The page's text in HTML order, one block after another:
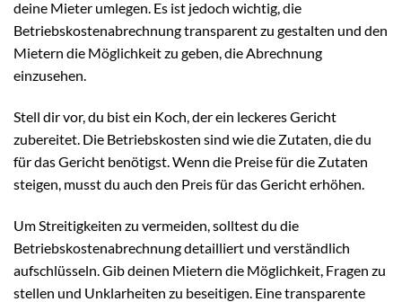
deine Mieter umlegen. Es ist jedoch wichtig, die
Betriebskostenabrechnung transparent zu gestalten und den
Mietern die Möglichkeit zu geben, die Abrechnung
einzusehen.
Stell dir vor, du bist ein Koch, der ein leckeres Gericht
zubereitet. Die Betriebskosten sind wie die Zutaten, die du
für das Gericht benötigst. Wenn die Preise für die Zutaten
steigen, musst du auch den Preis für das Gericht erhöhen.
Um Streitigkeiten zu vermeiden, solltest du die
Betriebskostenabrechnung detailliert und verständlich
aufschlüsseln. Gib deinen Mietern die Möglichkeit, Fragen zu
stellen und Unklarheiten zu beseitigen. Eine transparente